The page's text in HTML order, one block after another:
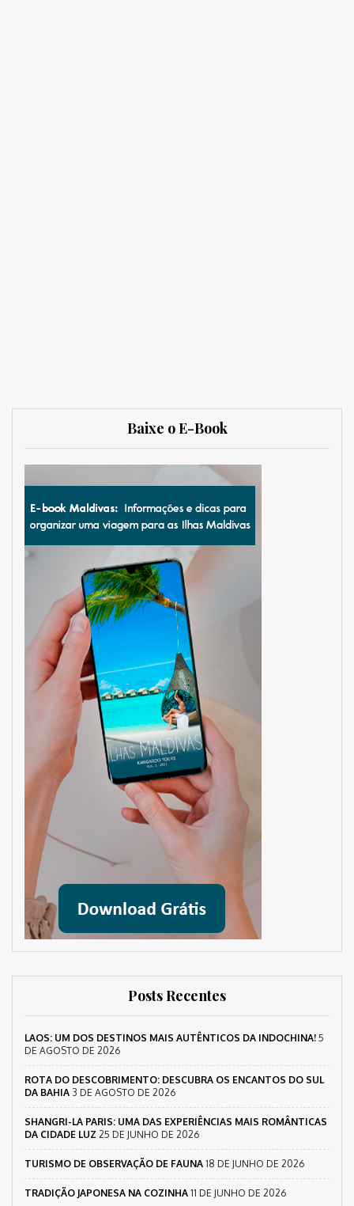
Baixe o E-Book
Posts Recentes
LAOS: UM DOS DESTINOS MAIS AUTÊNTICOS DA INDOCHINA! 5
DE AGOSTO DE 2026
ROTA DO DESCOBRIMENTO: DESCUBRA OS ENCANTOS DO SUL
DA BAHIA 3 DE AGOSTO DE 2026
SHANGRI-LA PARIS: UMA DAS EXPERIÊNCIAS MAIS ROMÂNTICAS
DA CIDADE LUZ 25 DE JUNHO DE 2026
TURISMO DE OBSERVAÇÃO DE FAUNA 18 DE JUNHO DE 2026
TRADIÇÃO JAPONESA NA COZINHA 11 DE JUNHO DE 2026